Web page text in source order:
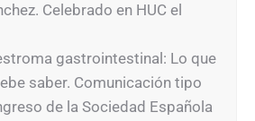
Celebrado en HUC el
gastrointestinal: Lo que
saber. Comunicación tipo
de la Sociedad Española